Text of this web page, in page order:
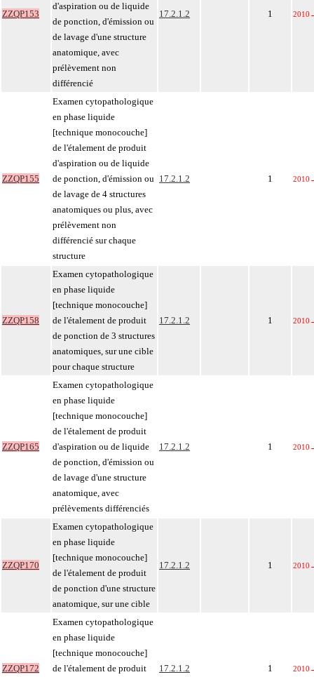
ZZQP153
d'aspiration ou de liquide
de ponction, d'émission ou
de lavage d'une structure
anatomique, avec
prélèvement non
différencié
17.2.1.2 1 2010
ZZQP155
Examen cytopathologique
en phase liquide
[technique monocouche]
de l'étalement de produit
d'aspiration ou de liquide
de ponction, d'émission ou
de lavage de 4 structures
anatomiques ou plus, avec
prélèvement non
différencié sur chaque
structure
17.2.1.2 1 2010
ZZQP158
Examen cytopathologique
en phase liquide
[technique monocouche]
de l'étalement de produit
de ponction de 3 structures
anatomiques, sur une cible
pour chaque structure
17.2.1.2 1 2010
ZZQP165
Examen cytopathologique
en phase liquide
[technique monocouche]
de l'étalement de produit
d'aspiration ou de liquide
de ponction, d'émission ou
de lavage d'une structure
anatomique, avec
prélèvements différenciés
17.2.1.2 1 2010
ZZQP170
Examen cytopathologique
en phase liquide
[technique monocouche]
de l'étalement de produit
de ponction d'une structure
anatomique, sur une cible
17.2.1.2 1 2010
ZZQP172
Examen cytopathologique
en phase liquide
[technique monocouche]
de l'étalement de produit
17.2.1.2 1 2010